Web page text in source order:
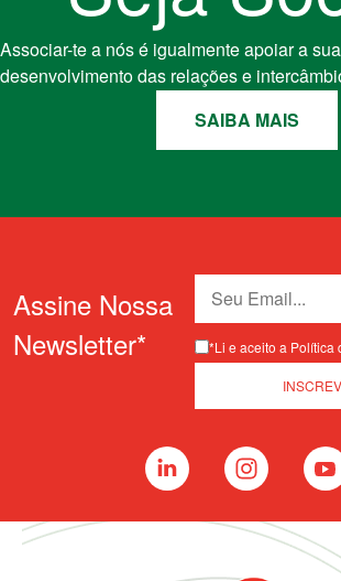
Associar-te a nós é igualmente apoiar a
desenvolvimento das relações e
SAIBA MAIS
Assine Nossa
Newsletter*
*Li e aceito a Política